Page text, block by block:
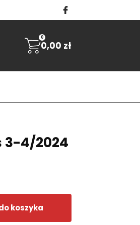
0,00 zł
0
3-4/2024
koszyka